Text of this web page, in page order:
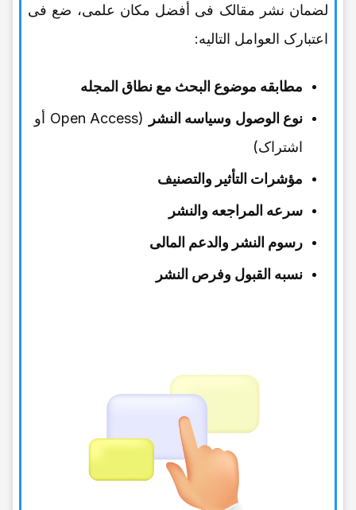
لضمان نشر مقالک فی أفضل مکان علمی، ضع فی
اعتبارک العوامل التالیه:
مطابقه موضوع البحث مع نطاق المجله
نوع الوصول وسیاسه النشر
(Open Access أو
اشتراک)
مؤشرات التأثیر والتصنیف
سرعه المراجعه والنشر
رسوم النشر والدعم المالی
نسبه القبول وفرص النشر